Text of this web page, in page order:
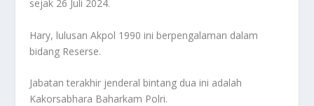
sejak 26 Juli 2024.
Hary, lulusan Akpol 1990 ini berpengalaman dalam
bidang Reserse.
Jabatan terakhir jenderal bintang dua ini adalah
Kakorsabhara Baharkam Polri.